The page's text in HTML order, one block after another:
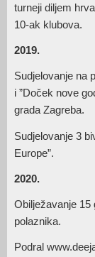
turneji diljem
10-ak klubova.
2019.
Sudjelovanje na
i ”Doček nove
grada Zagreba.
Sudjelovanje 3
Europe”.
2020.
Obilježavanje 15
polaznika.
Podral